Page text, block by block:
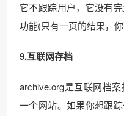
它不跟踪用户，它没有
功能(只有一页的结果，
9.互联网存档
archive.org是互联网档
一个网站。如果你想跟